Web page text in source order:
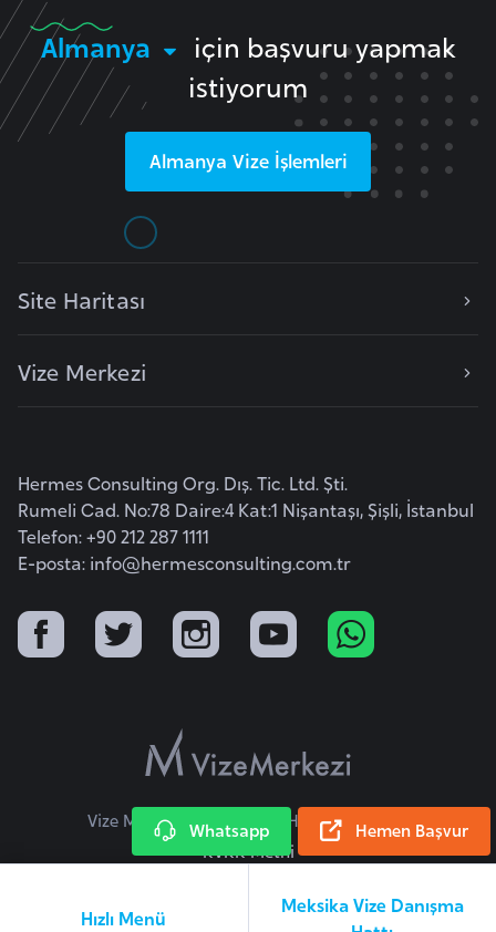
Hızlı Menü
Meksika Vize Danışma
Almanya
için başvuru yapmak
istiyorum
Almanya Vize İşlemleri
Site Haritası
Vize Merkezi
Hermes Consulting Org. Dış. Tic. Ltd. Şti.
Rumeli Cad. No:78 Daire:4 Kat:1 Nişantaşı, Şişli, İstanbul
Telefon: +90 212 287 1111
E-posta: info@hermesconsulting.com.tr
Vize Merkezi © 2026 Tüm Hakları Saklıdır.
KVKK Metni
D
m
k
o
B
u
l
a
r
E
Hemen Başvur
Whatsapp